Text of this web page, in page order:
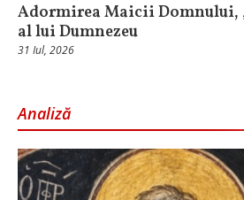
Adormirea Maicii Domnului,
al lui Dumnezeu
31 Iul, 2026
Analiză